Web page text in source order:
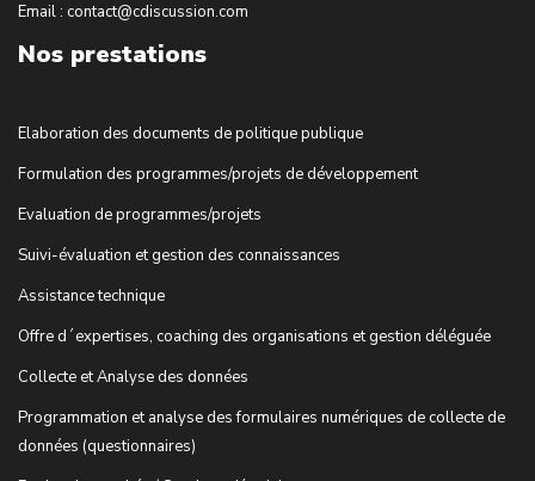
Email : contact@cdiscussion.com
Nos prestations
Elaboration des documents de politique publique
Formulation des programmes/projets de développement
Evaluation de programmes/projets
Suivi-évaluation et gestion des connaissances
Assistance technique
Offre d´expertises, coaching des organisations et gestion déléguée
Collecte et Analyse des données
Programmation et analyse des formulaires numériques de collecte de
données (questionnaires)